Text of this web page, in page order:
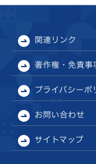
関連リンク
著作権・免責事
プライバシーポ
お問い合わせ
サイトマップ